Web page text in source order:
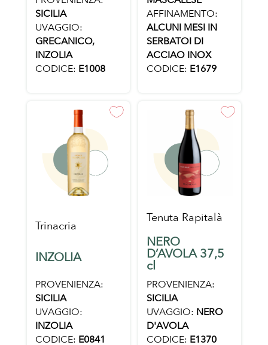
SICILIA
UVAGGIO:
GRECANICO,
INZOLIA
CODICE: E1008
AFFINAMENTO:
ALCUNI MESI IN
SERBATOI DI
ACCIAO INOX
CODICE: E1679
Trinacria
INZOLIA
PROVENIENZA:
SICILIA
UVAGGIO:
INZOLIA
CODICE: E0841
Tenuta Rapitalà
NERO
D’AVOLA 37,5
cl
PROVENIENZA:
SICILIA
UVAGGIO: NERO
D'AVOLA
CODICE: E1370